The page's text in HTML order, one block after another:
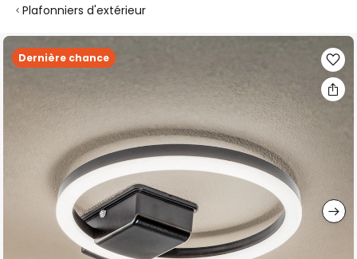
Plafonniers d'extérieur
Dernière chance
Skip
to
end